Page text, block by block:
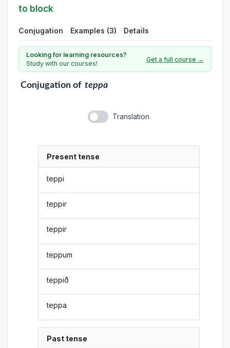
to block
Conjugation Examples (3) Details
Looking for learning resources?
Study with our courses!
Get a full course →
Conjugationof teppa
Translation
Present tense
teppi
teppir
teppir
teppum
teppið
teppa
Past tense